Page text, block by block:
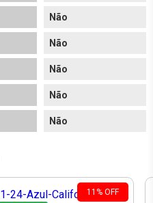
Não
Não
Não
Não
Não
11 % OFF